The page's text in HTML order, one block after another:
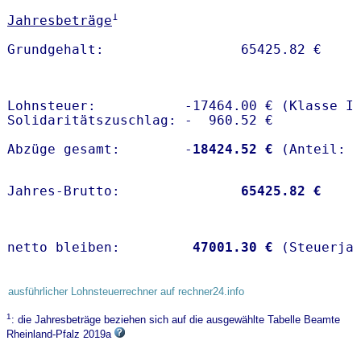
Jahresbeträge1
Lohnsteuer:           -17464.00 € (Klasse I)
Solidaritätszuschlag: -  960.52 €
Abzüge gesamt:        - 18424.52 €
Jahres-Brutto: 65425.82 €
netto bleiben: 47001.30 €
ausführlicher Lohnsteuerrechner auf rechner24.info
1: die Jahresbeträge beziehen sich auf die ausgewählte Tabelle Beamte
Rheinland-Pfalz 2019a